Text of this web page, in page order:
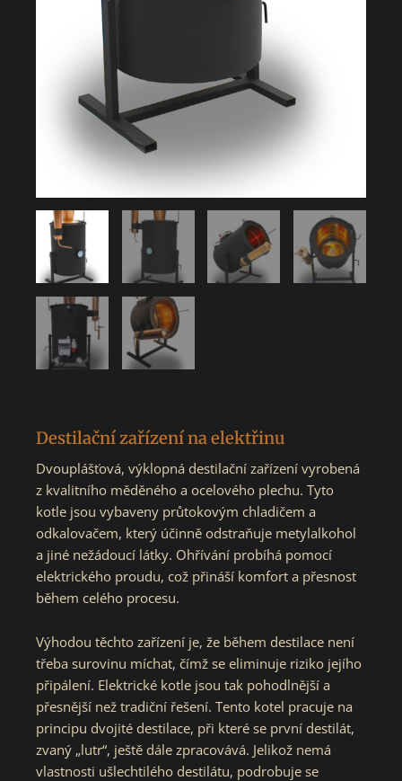
Destilační zařízení na elektřinu
Dvouplášťová, výklopná destilační zařízení vyrobená
z kvalitního měděného a ocelového plechu. Tyto
kotle jsou vybaveny průtokovým chladičem a
odkalovačem, který účinně odstraňuje metylalkohol
a jiné nežádoucí látky. Ohřívání probíhá pomocí
elektrického proudu, což přináší komfort a přesnost
během celého procesu.
Výhodou těchto zařízení je, že během destilace není
třeba surovinu míchat, čímž se eliminuje riziko jejího
připálení. Elektrické kotle jsou tak pohodlnější a
přesnější než tradiční řešení. Tento kotel pracuje na
principu dvojité destilace, při které se první destilát,
zvaný „lutr“, ještě dále zpracovává. Jelikož nemá
vlastnosti ušlechtilého destilátu, podrobuje se